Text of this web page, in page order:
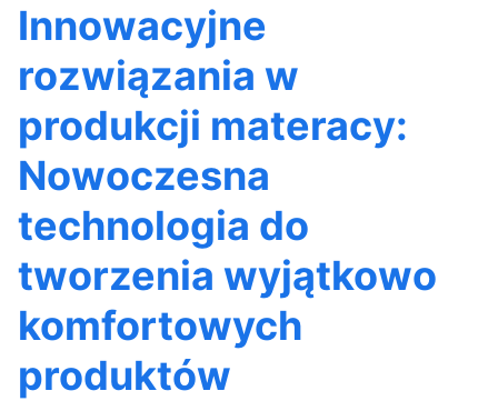
Innowacyjne
rozwiązania w
produkcji materacy:
Nowoczesna
technologia do
tworzenia wyjątkowo
komfortowych
produktów